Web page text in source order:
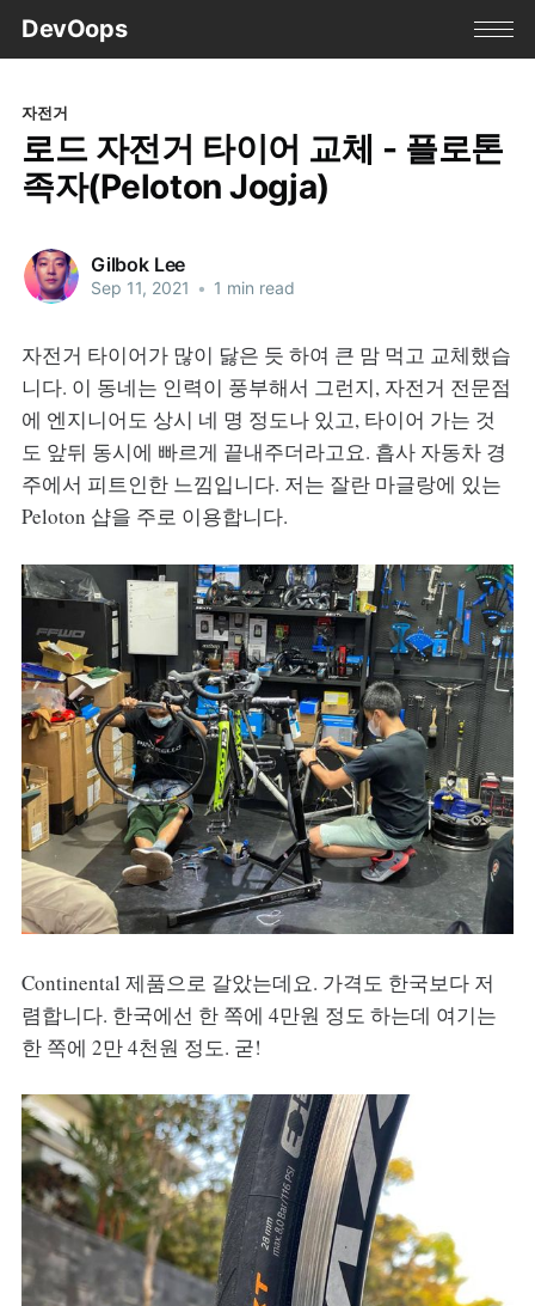
DevOops
자전거
로드 자전거 타이어 교체 - 플로톤
족자(Peloton Jogja)
Gilbok Lee
Sep 11, 2021 • 1 min read
자전거 타이어가 많이 닳은 듯 하여 큰 맘 먹고 교체했습
니다. 이 동네는 인력이 풍부해서 그런지, 자전거 전문점
에 엔지니어도 상시 네 명 정도나 있고, 타이어 가는 것
도 앞뒤 동시에 빠르게 끝내주더라고요. 흡사 자동차 경
주에서 피트인한 느낌입니다. 저는 잘란 마글랑에 있는
Peloton 샵을 주로 이용합니다.
Continental 제품으로 갈았는데요. 가격도 한국보다 저
렴합니다. 한국에선 한 쪽에 4만원 정도 하는데 여기는
한 쪽에 2만 4천원 정도. 굳!